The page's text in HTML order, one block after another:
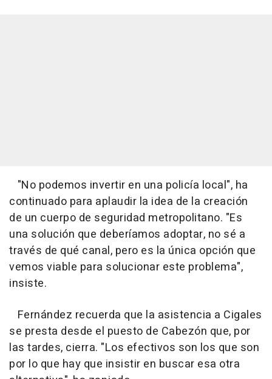
"No podemos invertir en una policía local", ha
continuado para aplaudir la idea de la creación
de un cuerpo de seguridad metropolitano. "Es
una solución que deberíamos adoptar, no sé a
través de qué canal, pero es la única opción que
vemos viable para solucionar este problema",
insiste.
Fernández recuerda que la asistencia a Cigales
se presta desde el puesto de Cabezón que, por
las tardes, cierra. "Los efectivos son los que son
por lo que hay que insistir en buscar esa otra